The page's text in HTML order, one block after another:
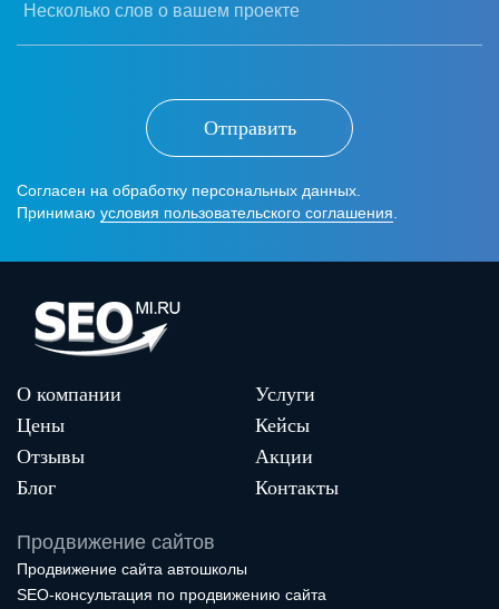
Несколько слов о вашем проекте
Отправить
Согласен на обработку персональных данных.
Принимаю условия пользовательского соглашения.
О компании
Услуги
Цены
Кейсы
Отзывы
Акции
Блог
Контакты
Продвижение сайтов
Продвижение сайта автошколы
SEO-консультация по продвижению сайта